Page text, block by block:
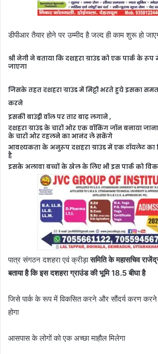
डीपीआर तैयार होने पर उम्मीद है जल्द ही काम शुरू हो
श्री नेगी ने बताया किदशहरा ग्राउंड को एक पार्क के रूप
जाएगा
जिसके तहतदशहरा ग्राउंड में मिट्टी भरते हुये इसका
करने
इसकी बाउंड्री वॉल पर तार बाढ़ लगाने ,
दशहरा ग्राउंड के चारों ओर एक वॉकिंग जॉन बनाया
के चारों ओर टहलने का आनंद ले सकेंगे
आवश्यकता के अनुरूप दशहरा ग्राउंड में एक टॉयलेट का
है
इसके अलावा बच्चों के खेल के लिए भी इस पार्क को
पात्र संगठन दशहरा एवं क्रीड़ासमिति के महासचिव
बताया है कि इस दशहरा ग्राउंड की भूमि 18.5 बीघा है
जिसे पार्क के रूप में विकसित करने और सौंदर्य करण करने
होगा
आसपास के लोगों को एक अच्छा माहौल मिलेगा